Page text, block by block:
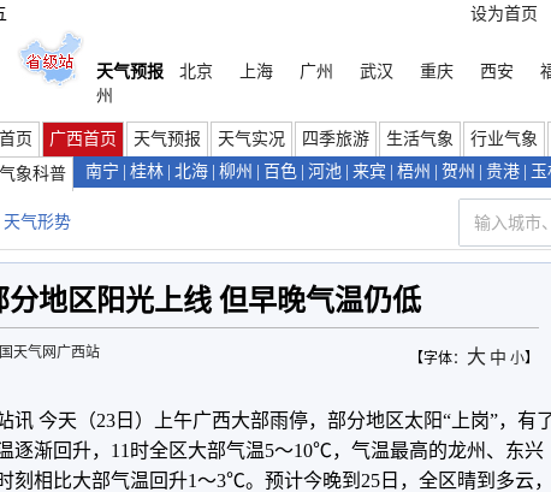
设为首页
天气预报
北京 上海 广州 武汉 重庆 西安
州
首页 广西首页 天气预报 天气实况 四季旅游 生活气象 行业气象
气象科普
南宁 桂林 北海 柳州 百色 河池 来宾 梧州 贺州 贵港
天气形势
分地区阳光上线 但早晚气温仍低
【字体： 大 中 小】
天气网广西站
讯 今天（23日）上午广西大部雨停，部分地区太阳“上岗”，有
逐渐回升，11时全区大部气温5～10℃，气温最高的龙州、东兴
刻相比大部气温回升1～3℃。预计今晚到25日，全区晴到多云，